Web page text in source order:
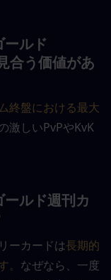
ルド
合う価値があ
終盤における最大
激しいPvPやKvK
ルド週刊カ
ーカードは長期的
なぜなら、一度